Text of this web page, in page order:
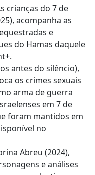
crianças do 7 de
acompanha as
e
do Hamas daquele
antes do silêncio),
os crimes sexuais
arma de guerra
em 7 de
foram mantidos em
no
Abreu (2024),
e análises